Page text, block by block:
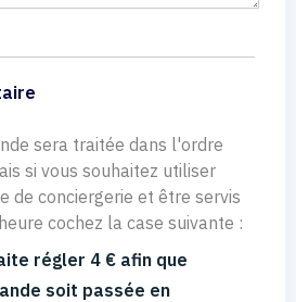
sera traitée dans l'ordre
si vous souhaitez utiliser
de conciergerie et être servis
cochez la case suivante :
régler 4 € afin que
soit passée en